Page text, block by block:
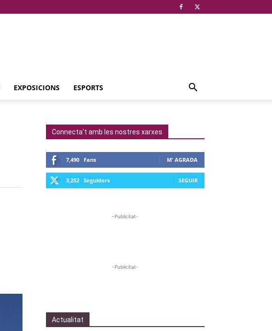
EXPOSICIONS ESPORTS
Connecta't amb les nostres xarxes
7,490 Fans M' AGRADA
3,252 Seguidors SEGUIR
-Publicitat-
-Publicitat-
Actualitat